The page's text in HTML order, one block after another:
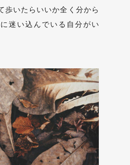
歩いたらいいか全く分から
迷い込んでいる自分がい